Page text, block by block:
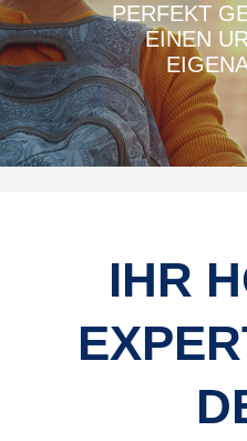
PERFEKT
EINEN
IHR